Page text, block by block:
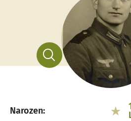
Narozen: